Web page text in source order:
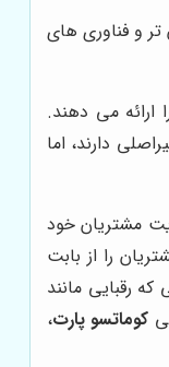
تر و فناوری های
ارائه می دهند.
دارند، اما
مشتریان خود
را از بابت
که رقبایی مانند
کوماتسو پارت،